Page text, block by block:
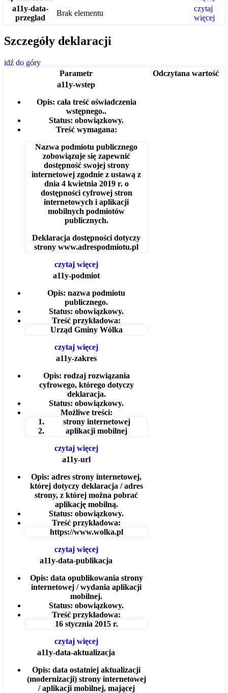
a11y-data-
przeglad
Brak elementu
czytaj
więcej
Szczegóły deklaracji
idź do góry
Parametr
Odczytana wartość
a11y-wstep
Opis: cała treść oświadczenia
wstępnego..
Status: obowiązkowy.
Treść wymagana:
Nazwa podmiotu publicznego
zobowiązuje się zapewnić
dostępność swojej strony
internetowej zgodnie z ustawą z
dnia 4 kwietnia 2019 r. o
dostępności cyfrowej stron
internetowych i aplikacji
mobilnych podmiotów
publicznych.
Deklaracja dostępności dotyczy
strony www.adrespodmiotu.pl
czytaj więcej
a11y-podmiot
Opis: nazwa podmiotu
publicznego.
Status: obowiązkowy.
Treść przykładowa:
Urząd Gminy Wólka
czytaj więcej
a11y-zakres
Opis: rodzaj rozwiązania
cyfrowego, którego dotyczy
deklaracja.
Status: obowiązkowy.
Możliwe treści:
strony internetowej
aplikacji mobilnej
czytaj więcej
a11y-url
Opis: adres strony internetowej,
której dotyczy deklaracja / adres
strony, z której można pobrać
aplikację mobilną.
Status: obowiązkowy.
Treść przykładowa:
https://www.wolka.pl
czytaj więcej
a11y-data-publikacja
Opis: data opublikowania strony
internetowej / wydania aplikacji
mobilnej.
Status: obowiązkowy.
Treść przykładowa:
16 stycznia 2015 r.
czytaj więcej
a11y-data-aktualizacja
Opis: data ostatniej aktualizacji
(modernizacji) strony internetowej
/ aplikacji mobilnej, mającej